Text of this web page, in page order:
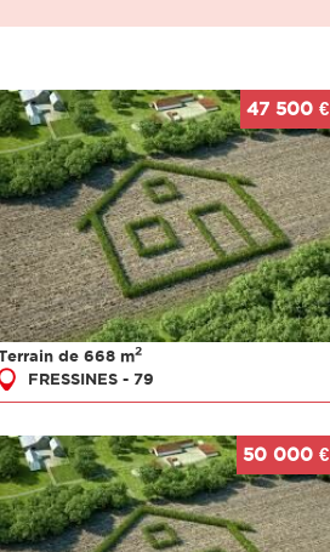
de 668 m2
FRESSINES - 79
47 500 €
50 000 €